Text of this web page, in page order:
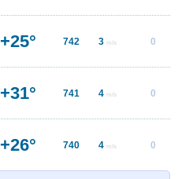
+25° 742 3 m/s 0
+31° 741 4 m/s 0
+26° 740 4 m/s 0